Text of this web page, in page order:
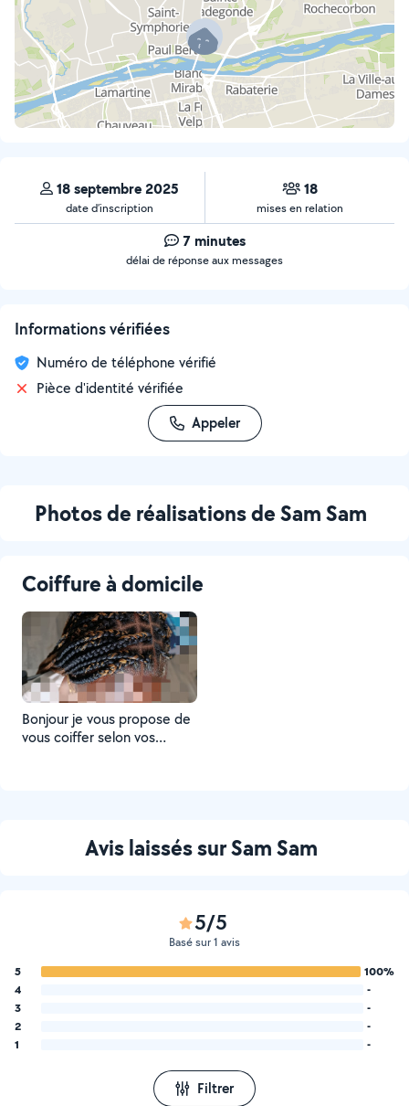
18 septembre 2025
date d’inscription
18
mises en relation
7 minutes
délai de réponse aux messages
Informations vérifiées
Numéro de téléphone vérifié
Pièce d'identité vérifiée
Appeler
Photos de réalisations de Sam Sam
Coiffure à domicile
Bonjour je vous propose de
vous coiffer selon vos
Avis laissés sur Sam Sam
5/5
Basé sur 1 avis
5
100%
4
-
3
-
2
-
1
-
Filtrer